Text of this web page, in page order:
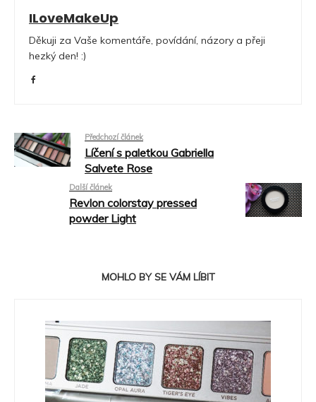
ILoveMakeUp
Děkuji za Vaše komentáře, povídání, názory a přeji
hezký den! :)
Předchozí článek
Líčení s paletkou Gabriella
Salvete Rose
Další článek
Revlon colorstay pressed
powder Light
MOHLO BY SE VÁM LÍBIT